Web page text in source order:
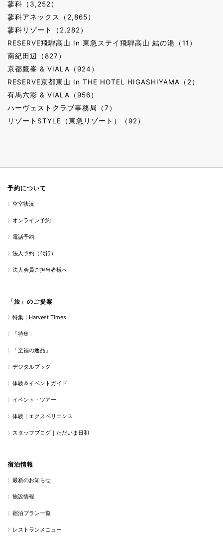
蓼科（3,252）
蓼科アネックス（2,865）
蓼科リゾート（2,282）
RESERVE飛騨高山 In 東急ステイ飛騨高山 結の湯（11）
南紀田辺（827）
京都鷹峯 & VIALA（924）
RESERVE京都東山 In THE HOTEL HIGASHIYAMA（2）
有馬六彩 & VIALA（956）
ハーヴェストクラブ事務局（7）
リゾートSTYLE（東急リゾート）（92）
予約について
空室状況
オンライン予約
電話予約
法人予約（代行）
法人会員ご担当者様へ
「旅」のご提案
特集｜Harvest Times
「特集」
「至福の逸品」
デジタルブック
体験＆イベントガイド
イベント・ツアー
体験｜エクスペリエンス
スタッフブログ｜ただいま日和
宿泊情報
最新のお知らせ
施設情報
宿泊プラン一覧
レストランメニュー